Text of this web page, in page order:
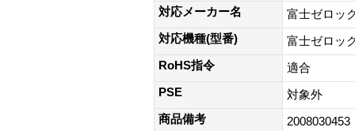
対応メーカー名
富士ゼロッ
対応機種(型番)
富士ゼロッ
RoHS指令
適合
PSE
対象外
商品備考
2008030453